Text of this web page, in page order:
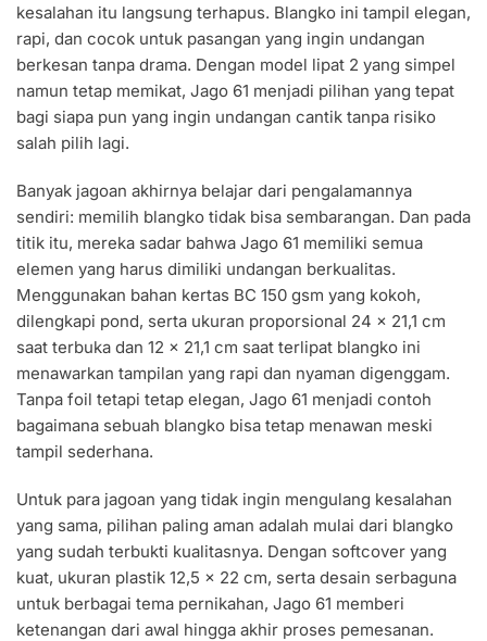
kesalahan itu langsung terhapus. Blangko ini tampil elegan,
rapi, dan cocok untuk pasangan yang ingin undangan
berkesan tanpa drama. Dengan model lipat 2 yang simpel
namun tetap memikat, Jago 61 menjadi pilihan yang tepat
bagi siapa pun yang ingin undangan cantik tanpa risiko
salah pilih lagi.
Banyak jagoan akhirnya belajar dari pengalamannya
sendiri: memilih blangko tidak bisa sembarangan. Dan pada
titik itu, mereka sadar bahwa Jago 61 memiliki semua
elemen yang harus dimiliki undangan berkualitas.
Menggunakan bahan kertas BC 150 gsm yang kokoh,
dilengkapi pond, serta ukuran proporsional 24 x 21,1 cm
saat terbuka dan 12 x 21,1 cm saat terlipat blangko ini
menawarkan tampilan yang rapi dan nyaman digenggam.
Tanpa foil tetapi tetap elegan, Jago 61 menjadi contoh
bagaimana sebuah blangko bisa tetap menawan meski
tampil sederhana.
Untuk para jagoan yang tidak ingin mengulang kesalahan
yang sama, pilihan paling aman adalah mulai dari blangko
yang sudah terbukti kualitasnya. Dengan softcover yang
kuat, ukuran plastik 12,5 x 22 cm, serta desain serbaguna
untuk berbagai tema pernikahan, Jago 61 memberi
ketenangan dari awal hingga akhir proses pemesanan.